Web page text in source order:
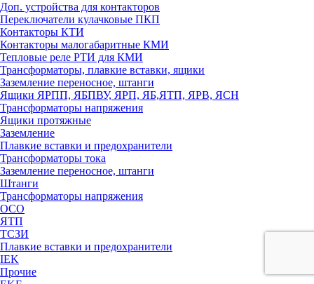
Доп. устройства для контакторов
Переключатели кулачковые ПКП
Контакторы КТИ
Контакторы малогабаритные КМИ
Тепловые реле РTИ для КМИ
Трансформаторы, плавкие вставки, ящики
Заземление переносное, штанги
Ящики ЯРПП, ЯБПВУ, ЯРП, ЯБ,ЯТП, ЯРВ, ЯСН
Трансформаторы напряжения
Ящики протяжные
Заземление
Плавкие вставки и предохранители
Трансформаторы тока
Заземление переносное, штанги
Штанги
Трансформаторы напряжения
ОСО
ЯТП
ТСЗИ
Плавкие вставки и предохранители
IEK
Прочие